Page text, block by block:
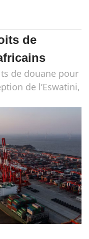
de
de douane pour
de l’Eswatini,